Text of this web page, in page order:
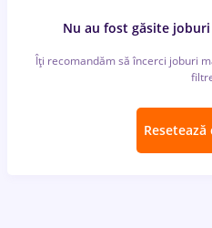
Nu au fost găsite
Îți recomandăm să încerci joburi